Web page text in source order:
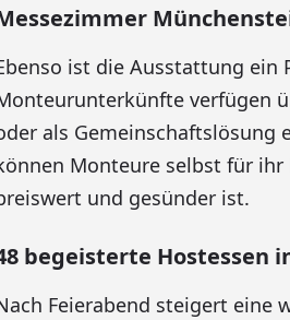
ist die Ausstattung ein
verfügen
als Gemeinschaftslösung
Monteure selbst für ihr
und gesünder ist.
begeisterte Hostessen
Feierabend steigert eine